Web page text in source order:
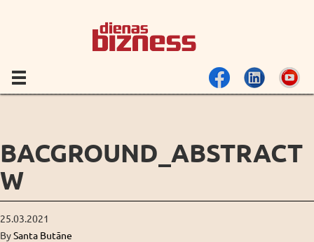
BACGROUND_ABSTRACT
W
25.03.2021
BySanta Butāne